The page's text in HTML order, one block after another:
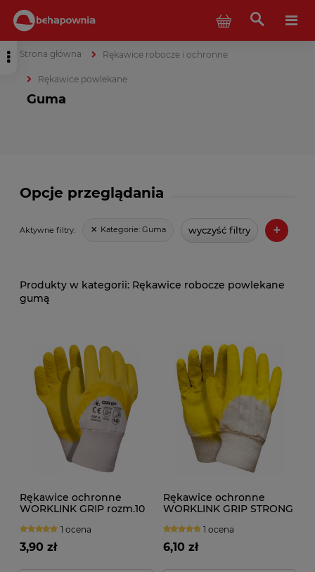
Strona główna Rękawice robocze i ochronne
Rękawice powlekane
Guma
Opcje przeglądania
Aktywne filtry: Kategorie: Guma wyczyść filtry +
Rękawice robocze powlekane
gumą
Rękawice ochronne
WORKLINK GRIP rozm.10
1 ocena
3,90 zł
Rękawice ochronne
WORKLINK GRIP STRONG
1 ocena
6,10 zł